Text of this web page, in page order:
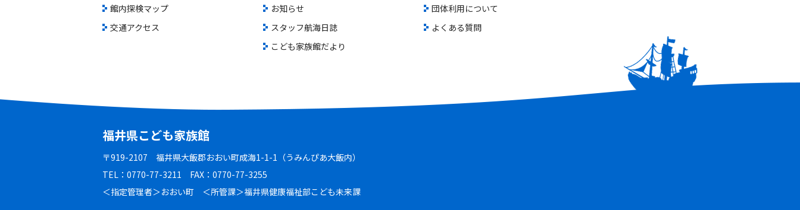
館内探検マップ
交通アクセス
お知らせ
スタッフ航海日誌
こども家族館だより
団体利用について
よくある質問
福井県こども家族館
〒919-2107 福井県大飯郡おおい町成海1-1-1（うみんぴあ大飯内）
TEL：0770-77-3211 FAX：0770-77-3255
＜指定管理者＞おおい町 ＜所管課＞福井県健康福祉部こども未来課